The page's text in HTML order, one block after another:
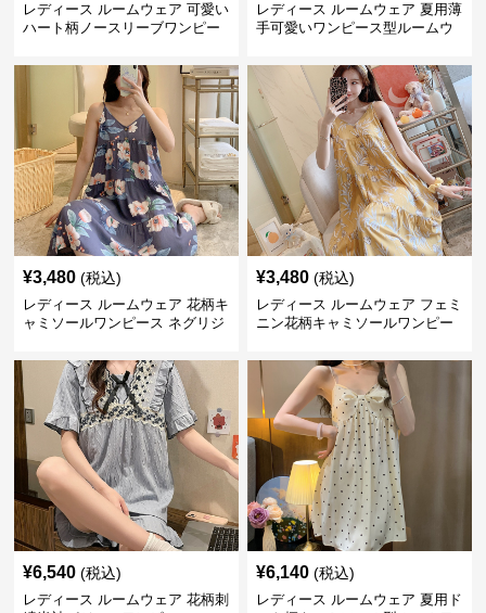
レディース ルームウェア 可愛い
ハート柄ノースリーブワンピー
レディース ルームウェア 夏用薄
手可愛いワンピース型ルームウ
¥3,480 (税込)
レディース ルームウェア 花柄キ
ャミソールワンピース ネグリジ
¥3,480 (税込)
レディース ルームウェア フェミ
ニン花柄キャミソールワンピー
¥6,540 (税込)
レディース ルームウェア 花柄刺
¥6,140 (税込)
レディース ルームウェア 夏用ド